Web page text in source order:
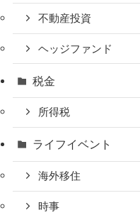
不動産投資
ヘッジファンド
税金
所得税
ライフイベント
海外移住
時事